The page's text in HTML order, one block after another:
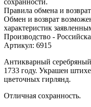
Правила обмена и
Обмен и возврат
характеристик
Производство -
Артикул: 6915
Антикварный
1733 году. Украшен
цветочных гирлянд.
Отличная сохранность.